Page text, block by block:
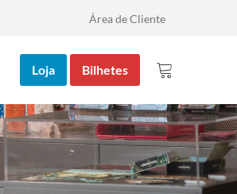
Área de Cliente
Loja Bilhetes